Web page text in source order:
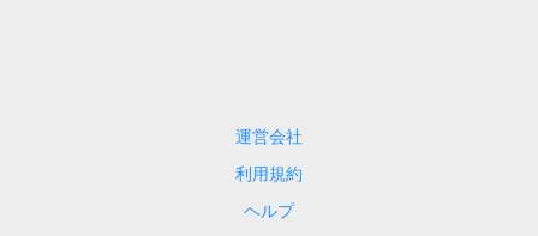
運営会社
利用規約
ヘルプ